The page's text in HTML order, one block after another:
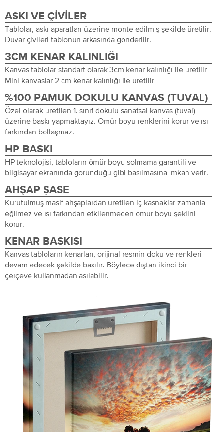
ASKI VE ÇIVILER
Tablolar, askı aparatları üzerine monte edilmiş şekilde üretilir.
Duvar çivileri tablonun arkasında gönderilir.
3CM KENAR KALINLIĞI
Kanvas tablolar standart olarak 3cm kenar kalınlığı ile üretilir
Mini kanvaslar 2 cm kenar kalınlığı ile üretilir.
%100 PAMUK DOKULU KANVAS (TUVAL)
Özel olarak üretilen 1. sınıf dokulu sanatsal kanvas (tuval)
üzerine baskı yapmaktayız. Ömür boyu renklerini korur ve ısı
farkından bollaşmaz.
HP BASKI
HP teknolojisi, tabloların ömür boyu solmama garantili ve
bilgisayar ekranında göründüğü gibi basılmasına imkan verir.
AHŞAP ŞASE
Kurutulmuş masif ahşaplardan üretilen iç kasnaklar zamanla
eğilmez ve ısı farkından etkilenmeden ömür boyu şeklini
korur.
KENAR BASKISI
Kanvas tabloların kenarları, orijinal resmin doku ve renkleri
devam edecek şekilde basılır. Böylece dıştan ikinci bir
çerçeve kullanmadan asılabilir.